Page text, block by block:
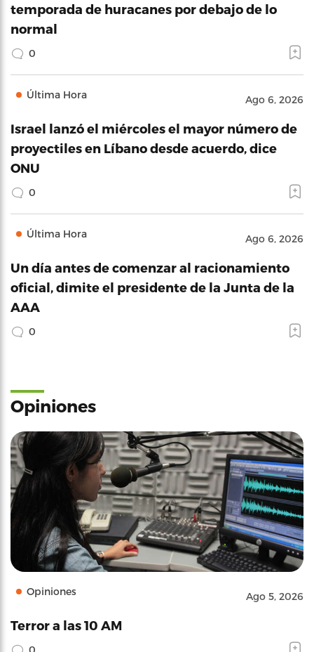
temporada de huracanes por debajo de lo
normal
0
Última Hora Ago 6, 2026
Israel lanzó el miércoles el mayor número de
proyectiles en Líbano desde acuerdo, dice
ONU
0
Última Hora Ago 6, 2026
Un día antes de comenzar al racionamiento
oficial, dimite el presidente de la Junta de la
AAA
0
Opiniones
Opiniones Ago 5, 2026
Terror a las 10 AM